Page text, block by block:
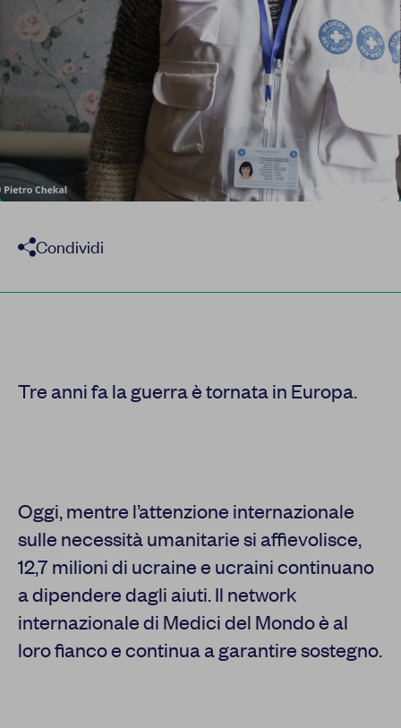
Report
Newsletter
Facebook InstagramTwitter YouTube LinkedIn
Condividi
Tre anni fa la guerra è tornata in Europa.
Oggi, mentre l’attenzione internazionale
sulle necessità umanitarie si affievolisce,
12,7 milioni di ucraine e ucraini continuano
a dipendere dagli aiuti. Il network
internazionale di Medici del Mondo è al
loro fianco e continua a garantire sostegno.